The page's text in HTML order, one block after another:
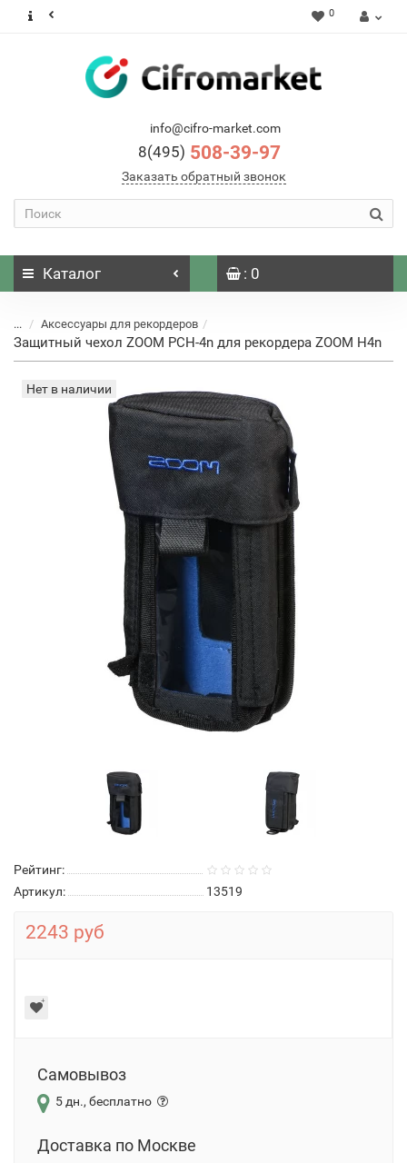
0
info@cifro-market.com
8(495) 508-39-97
Заказать обратный звонок
Каталог : 0
... Аксессуары для рекордеров
Защитный чехол ZOOM PCH-4n для рекордера ZOOM H4n
Нет в наличии
Рейтинг:
Артикул:
13519
2243 руб
Самовывоз
5 дн., бесплатно
Доставка по Москве